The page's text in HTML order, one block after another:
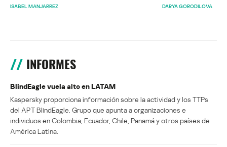
ISABEL MANJARREZ
DARYA GORODILOVA
INFORMES
BlindEagle vuela alto en LATAM
Kaspersky proporciona información sobre la actividad y los TTPs
del APT BlindEagle. Grupo que apunta a organizaciones e
individuos en Colombia, Ecuador, Chile, Panamá y otros países de
América Latina.